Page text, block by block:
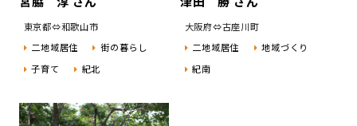
東京都⇔和歌山市
二地域居住
街の暮らし
子育て
紀北
大阪府⇔古座川町
二地域居住
地域づくり
紀南